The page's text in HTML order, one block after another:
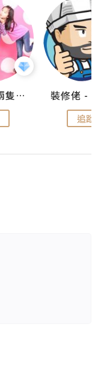
儍媽媽與兩隻小魔怪之家
追蹤